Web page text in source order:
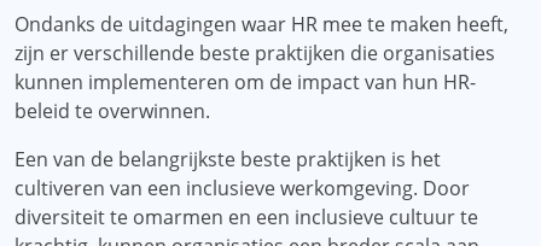
Ondanks de uitdagingen waar HR mee te maken heeft,
zijn er verschillende beste praktijken die organisaties
kunnen implementeren om de impact van hun HR-
beleid te overwinnen.
Een van de belangrijkste beste praktijken is het
cultiveren van een inclusieve werkomgeving. Door
diversiteit te omarmen en een inclusieve cultuur te